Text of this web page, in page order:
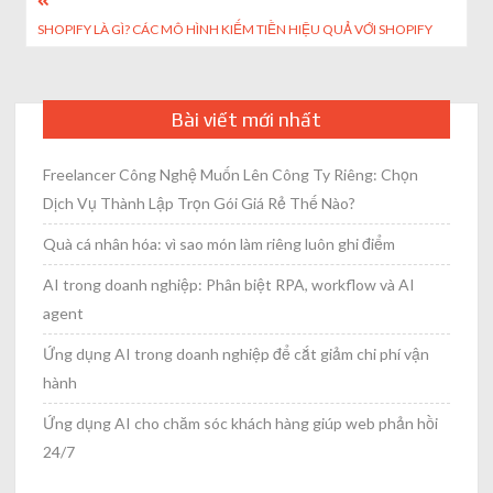
navigation
SHOPIFY LÀ GÌ? CÁC MÔ HÌNH KIẾM TIỀN HIỆU QUẢ VỚI SHOPIFY
Bài viết mới nhất
Freelancer Công Nghệ Muốn Lên Công Ty Riêng: Chọn
Dịch Vụ Thành Lập Trọn Gói Giá Rẻ Thế Nào?
Quà cá nhân hóa: vì sao món làm riêng luôn ghi điểm
AI trong doanh nghiệp: Phân biệt RPA, workflow và AI
agent
Ứng dụng AI trong doanh nghiệp để cắt giảm chi phí vận
hành
Ứng dụng AI cho chăm sóc khách hàng giúp web phản hồi
24/7